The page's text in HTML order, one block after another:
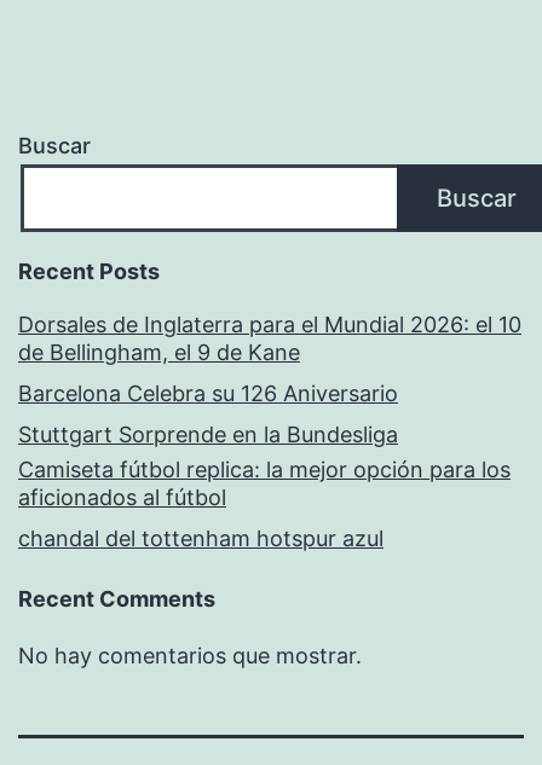
Buscar
Buscar
Recent Posts
Dorsales de Inglaterra para el Mundial 2026: el 10
de Bellingham, el 9 de Kane
Barcelona Celebra su 126 Aniversario
Stuttgart Sorprende en la Bundesliga
Camiseta fútbol replica: la mejor opción para los
aficionados al fútbol
chandal del tottenham hotspur azul
Recent Comments
No hay comentarios que mostrar.